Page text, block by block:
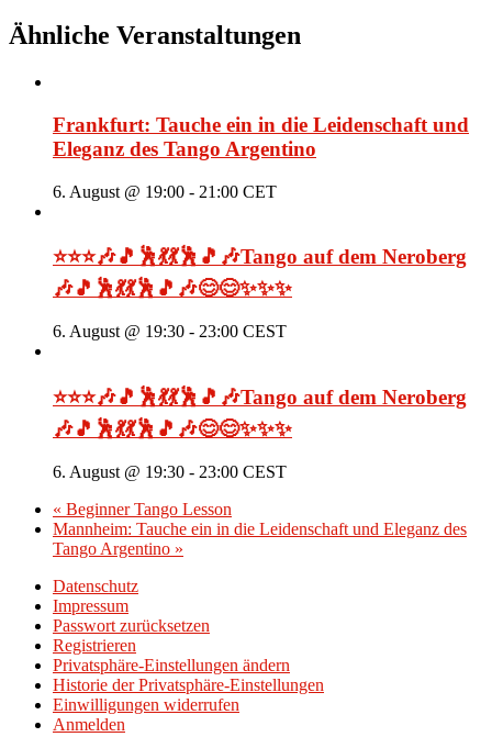
Ähnliche Veranstaltungen
Frankfurt: Tauche ein in die Leidenschaft und
Eleganz des Tango Argentino
6. August @ 19:00 - 21:00 CET
⭐⭐⭐🎶🎵🕺💃💃🕺🎵🎶Tango auf dem Neroberg
🎶🎵🕺💃💃🕺🎵🎶😊😊✨✨✨
6. August @ 19:30 - 23:00 CEST
⭐⭐⭐🎶🎵🕺💃💃🕺🎵🎶Tango auf dem Neroberg
🎶🎵🕺💃💃🕺🎵🎶😊😊✨✨✨
6. August @ 19:30 - 23:00 CEST
« Beginner Tango Lesson
Mannheim: Tauche ein in die Leidenschaft und Eleganz des
Tango Argentino »
Datenschutz
Impressum
Passwort zurücksetzen
Registrieren
Privatsphäre-Einstellungen ändern
Historie der Privatsphäre-Einstellungen
Einwilligungen widerrufen
Anmelden